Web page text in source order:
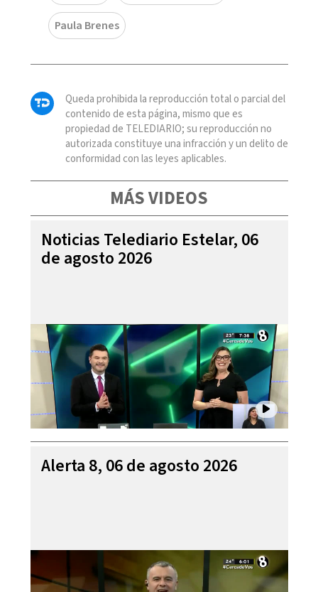
Paula Brenes
Queda prohibida la reproducción total o parcial del
contenido de esta página, mismo que es
propiedad de TELEDIARIO; su reproducción no
autorizada constituye una infracción y un delito de
conformidad con las leyes aplicables.
MÁS VIDEOS
Noticias Telediario Estelar, 06
de agosto 2026
Alerta 8, 06 de agosto 2026